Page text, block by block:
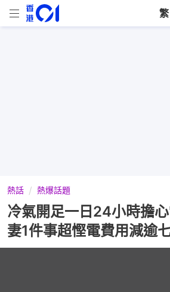
繁
熱話 熱爆話題
冷氣開足一日24小時擔
妻1件事超慳電費用減逾